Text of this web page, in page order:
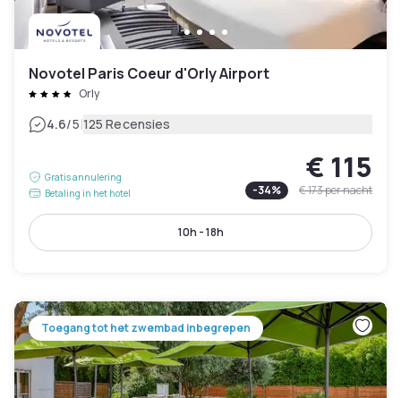
Novotel Paris Coeur d'Orly Airport
Orly
4.6/5|125 Recensies
Gratis annulering
Betaling in het hotel
€ 115
-34% € 173per nacht
10h - 18h
Toegang tot het zwembad inbegrepen